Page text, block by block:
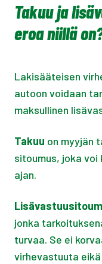
Takuu ja
eroa niillä
Lakisääteisen
autoon voidaan
maksullinen
Takuu on myyjän
sitoumus, joka
ajan.
jonka
turvaa. Se ei
virhevastuuta